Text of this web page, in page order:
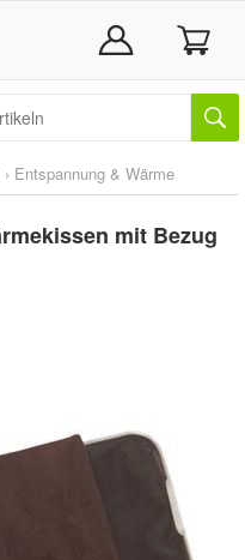
› Entspannung & Wärme
mit Bezug